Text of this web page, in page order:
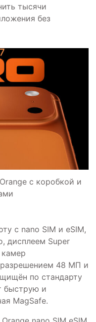
тысячи
без
с коробкой и
с nano SIM и eSIM,
дисплеем Super
камер
разрешением 48 МП и
по стандарту
быструю и
MagSafe.